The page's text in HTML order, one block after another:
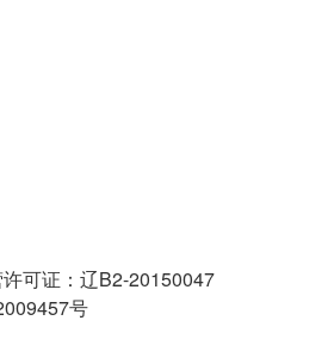
可证：辽B2-20150047
号